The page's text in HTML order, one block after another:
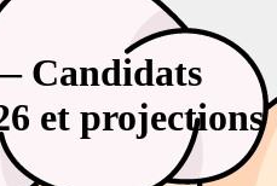
Candidats
et projections